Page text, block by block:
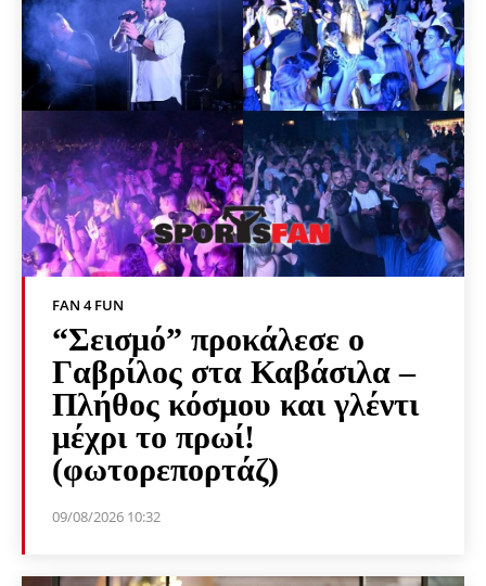
FAN 4 FUN
“Σεισμό” προκάλεσε ο
Γαβρίλος στα Καβάσιλα –
Πλήθος κόσμου και γλέντι
μέχρι το πρωί!
(φωτορεπορτάζ)
09/08/2026 10:32